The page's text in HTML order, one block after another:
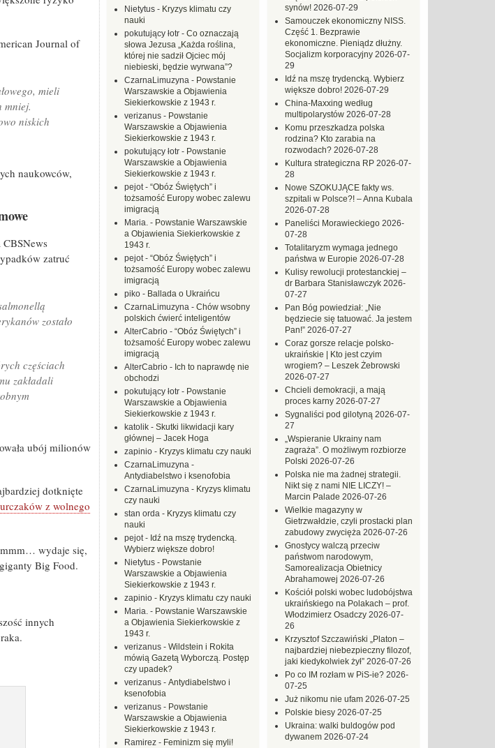
Journal of
mieli
mniej.
niskich
naukowców,
zatruć
zostało
częściach
zakładali
ubój milionów
dotknięte
z wolnego
wydaje się,
Big Food.
innych
synów! 2026-07-29
Samouczek ekonomiczny NISS.
Część 1. Bezprawie
ekonomiczne. Pieniądz dłużny.
Socjalizm korporacyjny 2026-07-
29
Idź na mszę trydencką. Wybierz
większe dobro! 2026-07-29
China-Maxxing według
multipolarystów 2026-07-28
Komu przeszkadza polska
rodzina? Kto zarabia na
rozwodach? 2026-07-28
Kultura strategiczna RP 2026-07-
28
Nowe SZOKUJĄCE fakty ws.
szpitali w Polsce?! – Anna Kubala
2026-07-28
Paneliści Morawieckiego 2026-
07-28
Totalitaryzm wymaga jednego
państwa w Europie 2026-07-28
Kulisy rewolucji protestanckiej –
dr Barbara Stanisławczyk 2026-
07-27
Pan Bóg powiedział: „Nie
będziecie się tatuować. Ja jestem
Pan!” 2026-07-27
Coraz gorsze relacje polsko-
ukraińskie | Kto jest czyim
wrogiem? – Leszek Żebrowski
2026-07-27
Chcieli demokracji, a mają
proces karny 2026-07-27
Sygnaliści pod gilotyną 2026-07-
27
„Wspieranie Ukrainy nam
zagraża”. O możliwym rozbiorze
Polski 2026-07-26
Polska nie ma żadnej strategii.
Nikt się z nami NIE LICZY! –
Marcin Palade 2026-07-26
Wielkie magazyny w
Gietrzwałdzie, czyli prostacki plan
zabudowy zwycięża 2026-07-26
Gnostycy walczą przeciw
państwom narodowym,
Samorealizacja Obietnicy
Abrahamowej 2026-07-26
Kościół polski wobec ludobójstwa
ukraińskiego na Polakach – prof.
Włodzimierz Osadczy 2026-07-
26
Krzysztof Szczawiński „Platon –
najbardziej niebezpieczny filozof,
jaki kiedykolwiek żył” 2026-07-26
Po co IM rozłam w PiS-ie? 2026-
07-25
Już nikomu nie ufam 2026-07-25
Polskie biesy 2026-07-25
Ukraina: walki buldogów pod
dywanem 2026-07-24
Nietytus - Kryzys klimatu czy
nauki
pokutujący łotr - Co oznaczają
słowa Jezusa „Każda roślina,
której nie sadził Ojciec mój
niebieski, będzie wyrwana”?
CzarnaLimuzyna - Powstanie
Warszawskie a Objawienia
Siekierkowskie z 1943 r.
verizanus - Powstanie
Warszawskie a Objawienia
Siekierkowskie z 1943 r.
pokutujący łotr - Powstanie
Warszawskie a Objawienia
Siekierkowskie z 1943 r.
pejot- “Obóz Świętych” i
tożsamość Europy wobec zalewu
imigracją
Maria. - Powstanie Warszawskie
a Objawienia Siekierkowskie z
1943 r.
pejot- “Obóz Świętych” i
tożsamość Europy wobec zalewu
imigracją
piko - Ballada o Ukraińcu
CzarnaLimuzyna - Chów wsobny
polskich ćwierć inteligentów
AlterCabrio - “Obóz Świętych” i
tożsamość Europy wobec zalewu
imigracją
AlterCabrio - Ich to naprawdę nie
obchodzi
pokutujący łotr - Powstanie
Warszawskie a Objawienia
Siekierkowskie z 1943 r.
katolik - Skutki likwidacji kary
głównej – Jacek Hoga
zapinio - Kryzys klimatu czy nauki
CzarnaLimuzyna -
Antydiabelstwo i ksenofobia
CzarnaLimuzyna - Kryzys klimatu
czy nauki
stan orda - Kryzys klimatu czy
nauki
pejot- Idź na mszę trydencką.
Wybierz większe dobro!
Nietytus - Powstanie
Warszawskie a Objawienia
Siekierkowskie z 1943 r.
zapinio - Kryzys klimatu czy nauki
Maria. - Powstanie Warszawskie
a Objawienia Siekierkowskie z
1943 r.
verizanus - Wildstein i Rokita
mówią Gazetą Wyborczą. Postęp
czy upadek?
verizanus - Antydiabelstwo i
ksenofobia
verizanus - Powstanie
Warszawskie a Objawienia
Siekierkowskie z 1943 r.
Ramirez - Feminizm się myli!